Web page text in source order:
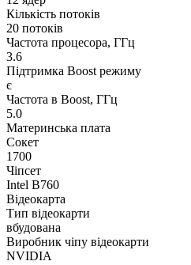
Кількість потоків
20 потоків
Частота процесора, ГГц
3.6
Підтримка Boost режиму
є
Частота в Boost, ГГц
5.0
Материнська плата
Сокет
1700
Чіпсет
Intel B760
Відеокарта
Тип відеокарти
вбудована
Виробник чіпу відеокарти
NVIDIA